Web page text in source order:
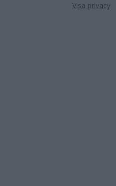
Visa privacy